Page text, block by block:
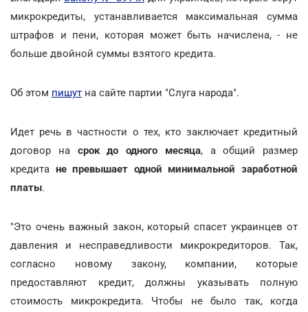
микрокредиты, устанавливается максимальная сумма
штрафов и пени, которая может быть начислена, - не
больше двойной суммы взятого кредита.
Об этом пишут на сайте партии "Слуга народа".
Идет речь в частности о тех, кто заключает кредитный
договор на срок до одного месяца, а общий размер
кредита не превышает одной минимальной заработной
платы.
"Это очень важный закон, который спасет украинцев от
давления и несправедливости микрокредиторов. Так,
согласно новому закону, компании, которые
предоставляют кредит, должны указывать полную
стоимость микрокредита. Чтобы не было так, когда